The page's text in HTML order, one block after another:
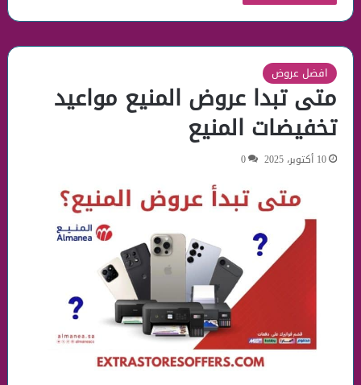
افضل عروض
متى تبدا عروض المنيع مواعيد
تخفيضات المنيع
10 أكتوبر، 2025 0